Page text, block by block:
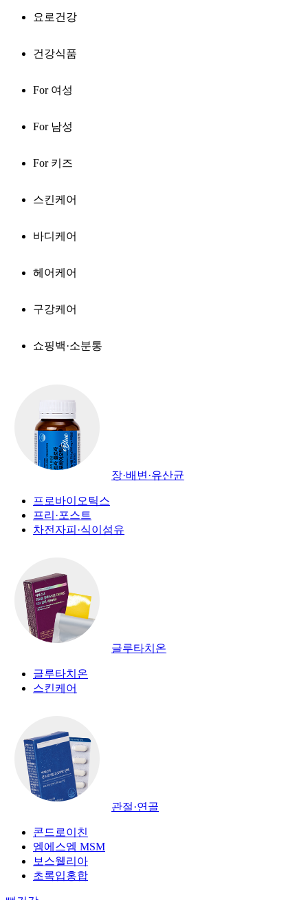
요로건강
건강식품
For 여성
For 남성
For 키즈
스킨케어
바디케어
헤어케어
구강케어
쇼핑백·소분통
장·배변·유산균
프로바이오틱스
프리·포스트
차전자피·식이섬유
글루타치온
글루타치온
스킨케어
관절·연골
콘드로이친
엠에스엠 MSM
보스웰리아
초록입홍합